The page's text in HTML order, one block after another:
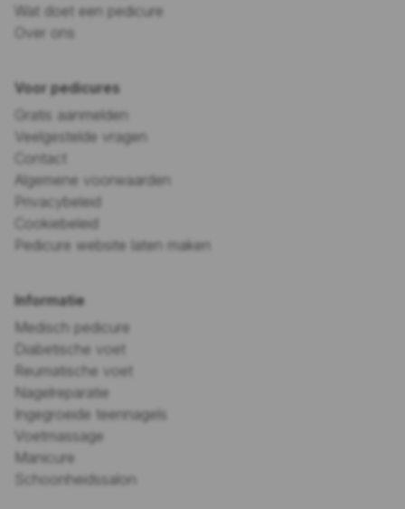
Wat doet een pedicure
Over ons
Voor pedicures
Gratis aanmelden
Veelgestelde vragen
Contact
Algemene voorwaarden
Privacybeleid
Cookiebeleid
Pedicure website laten maken
Informatie
Medisch pedicure
Diabetische voet
Reumatische voet
Nagelreparatie
Ingegroeide teennagels
Voetmassage
Manicure
Schoonheidssalon